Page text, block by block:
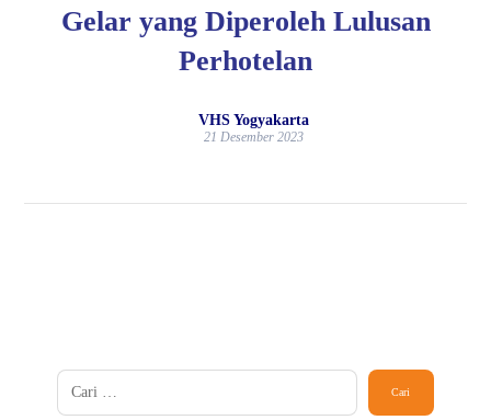
Gelar yang Diperoleh Lulusan
Perhotelan
VHS Yogyakarta
21 Desember 2023